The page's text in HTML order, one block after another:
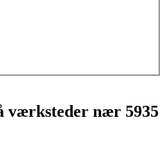
værksteder nær 5935